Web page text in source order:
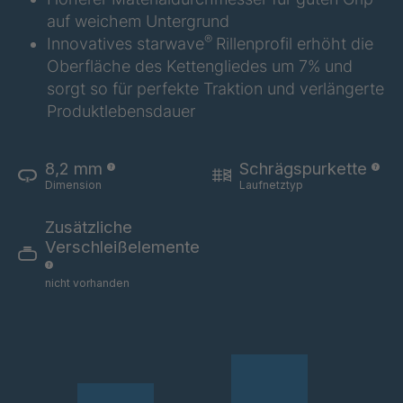
A 02 SV 4034290
A 95 SV
A 148 8 SV 4034877
auf weichem Untergrund
Innovatives starwave® Rillenprofil erhöht die
Oberfläche des Kettengliedes um 7% und
sorgt so für perfekte Traktion und verlängerte
Produktlebensdauer
8,2 mm
Dimension
Schrägspurkette
Laufnetztyp
Zusätzliche
Verschleißelemente
nicht vorhanden